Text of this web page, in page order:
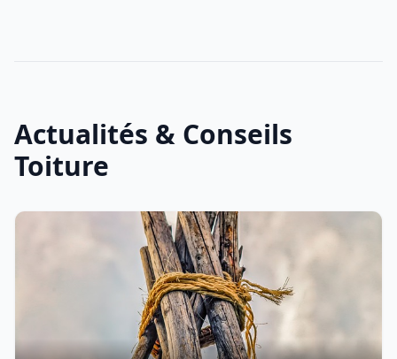
Actualités & Conseils
Toiture